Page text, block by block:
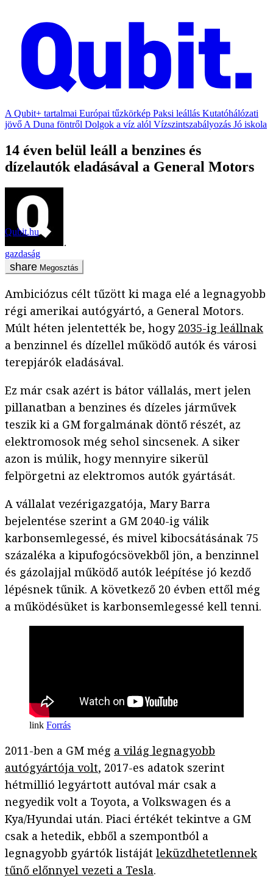
A Qubit+ tartalmai Európai tűzkörkép Paksi leállás Kutatóhálózati
jövő A Duna föntről Dolgok a víz alól Vízszintszabályozás Jó iskola
14 éven belül leáll a benzines és
dízelautók eladásával a General Motors
Qubit.hu
2021. február 1.
gazdaság
Megosztás
Ambiciózus célt tűzött ki maga elé a legnagyobb
régi amerikai autógyártó, a General Motors.
Múlt héten jelentették be, hogy 2035-ig leállnak
a benzinnel és dízellel működő autók és városi
terepjárók eladásával.
Ez már csak azért is bátor vállalás, mert jelen
pillanatban a benzines és dízeles járművek
teszik ki a GM forgalmának döntő részét, az
elektromosok még sehol sincsenek. A siker
azon is múlik, hogy mennyire sikerül
felpörgetni az elektromos autók gyártását.
A vállalat vezérigazgatója, Mary Barra
bejelentése szerint a GM 2040-ig válik
karbonsemlegessé, és mivel kibocsátásának 75
százaléka a kipufogócsövekből jön, a benzinnel
és gázolajjal működő autók leépítése jó kezdő
lépésnek tűnik. A következő 20 évben ettől még
a működésüket is karbonsemlegessé kell tenni.
Forrás
2011-ben a GM még a világ legnagyobb
autógyártója volt, 2017-es adatok szerint
hétmillió legyártott autóval már csak a
negyedik volt a Toyota, a Volkswagen és a
Kya/Hyundai után. Piaci értékét tekintve a GM
csak a hetedik, ebből a szempontból a
legnagyobb gyártók listáját leküzdhetetlennek
tűnő előnnyel vezeti a Tesla.